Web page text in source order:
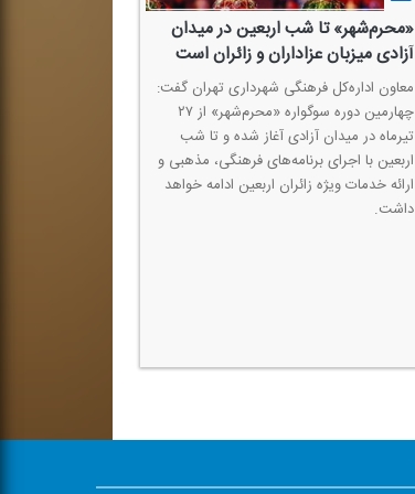
«محرم‌شهر» تا شب اربعین در میدان
آزادی میزبان عزاداران و زائران است
معاون اداره‌كل فرهنگی شهرداری تهران گفت:
چهارمین دوره سوگواره «محرم‌شهر» از ۲۷
تیرماه در میدان آزادی آغاز شده و تا شب
اربعین با اجرای برنامه‌های فرهنگی، مذهبی و
ارائه خدمات ویژه زائران اربعین ادامه خواهد
داشت.